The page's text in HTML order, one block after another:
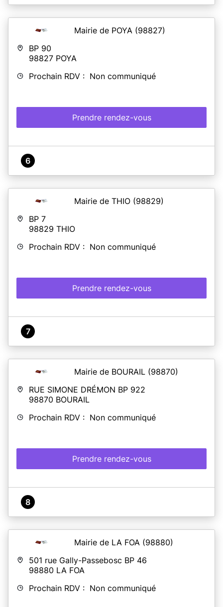
Mairie de POYA (98827)
BP 90
98827 POYA
Prochain RDV : Non communiqué
Prendre rendez-vous
6
Mairie de THIO (98829)
BP 7
98829 THIO
Prochain RDV : Non communiqué
Prendre rendez-vous
7
Mairie de BOURAIL (98870)
RUE SIMONE DRÉMON BP 922
98870 BOURAIL
Prochain RDV : Non communiqué
Prendre rendez-vous
8
Mairie de LA FOA (98880)
501 rue Gally-Passebosc BP 46
98880 LA FOA
Prochain RDV : Non communiqué